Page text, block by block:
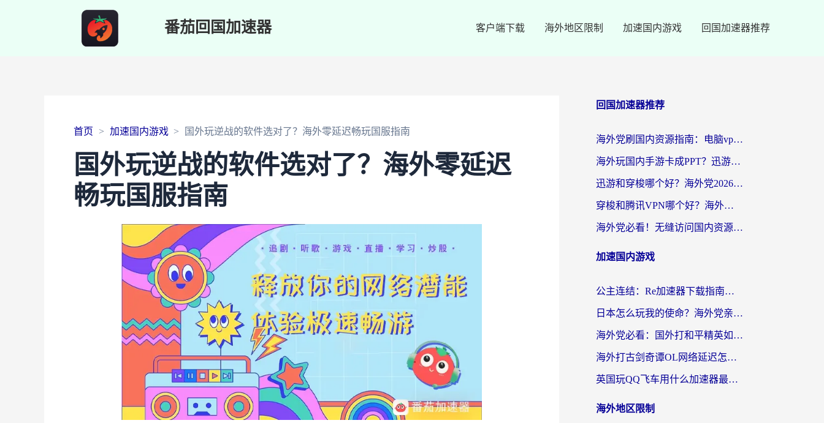
番茄回国加速器 客户端下载 海外地区限制 加速国内游戏 回国加速器推荐
首页 加速国内游戏 国外玩逆战的软件选对了？海外零延迟畅玩国服指南
国外玩逆战的软件选对了？海外零延迟
畅玩国服指南
回国加速器推荐
海外党刷国内资源指南：电脑vpn免费版真的能用吗？选对加速器才是关键
海外玩国内手游卡成PPT？迅游和奇游手游哪个好？附真实VPN评测及番茄加速器体验
迅游和穿梭哪个好？海外党2026亲测对比+免费vs付费选择指南，附番茄加速器实测体验
穿梭和腾讯VPN哪个好？海外党亲测3款热门回国加速器，附避坑指南
海外党必看！无缝访问国内资源指南：从vpn官网下载到加速器选择（附番茄实测）
加速国内游戏
公主连结：Re加速器下载指南——海外党不再错过国服活动的秘密武器
日本怎么玩我的使命？海外党亲测有效的国服游戏加速指南（附避坑技巧）
海外党必看：国外打和平精英如何降低延迟？附3款热门国服游戏加速方案
海外打古剑奇谭OL网络延迟怎么办？老玩家亲测有效的加速器选择指南
英国玩QQ飞车用什么加速器最好？海外党亲测，告别漂移卡顿的终极选择
海外地区限制